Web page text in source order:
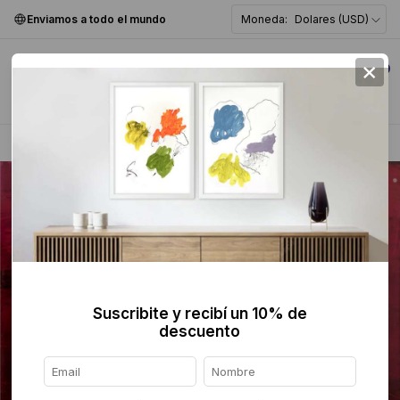
Enviamos a todo el mundo Moneda: Dolares (USD)
0
Serigrafía y Grabado >
×
Suscribite y recibí un 10% de
descuento